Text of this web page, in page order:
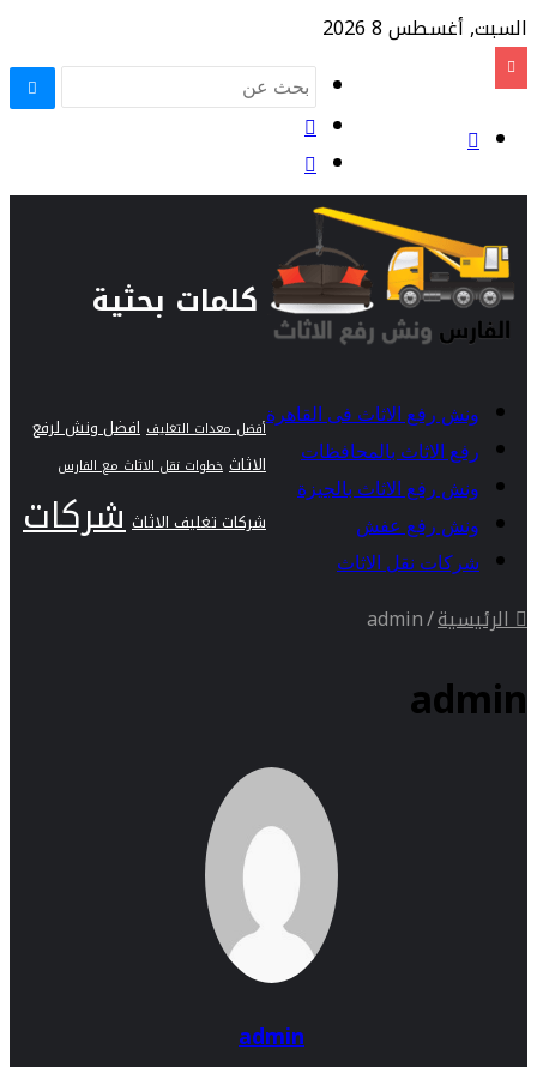
السبت, أغسطس 8 2026
ونش رفع الاثاث فى القاهرة
رفع الاثاث بالمحافظات
ونش رفع الاثاث بالجيزة
ونش رفع عفش
شركات نقل الاثاث
الرئيسية/
admin
admin
admin
كلمات بحثية
أفضل معدات التغليف افضل ونش لرفع
الاثاث خطوات نقل الاثاث مع الفارس
شركات تغليف الاثاث شركات